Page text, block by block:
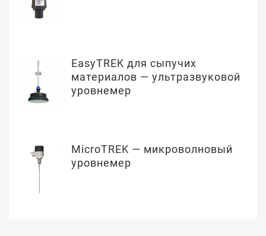
EasyTREK для сыпучих
материалов — ультразвуковой
уровнемер
MicroTREK — микроволновый
уровнемер